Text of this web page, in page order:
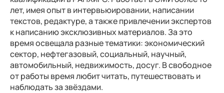
лет, имея опыт в интервьюировании, написании
текстов, редактуре, а также привлечении экспертов
к написанию эксклюзивных материалов. За это
время освещала разные тематики: экономический
сектор, нефтегазовый, социальный, научный,
автомобильный, недвижимость, досуг. В свободное
от работы время любит читать, путешествовать и
наблюдать за звёздами.